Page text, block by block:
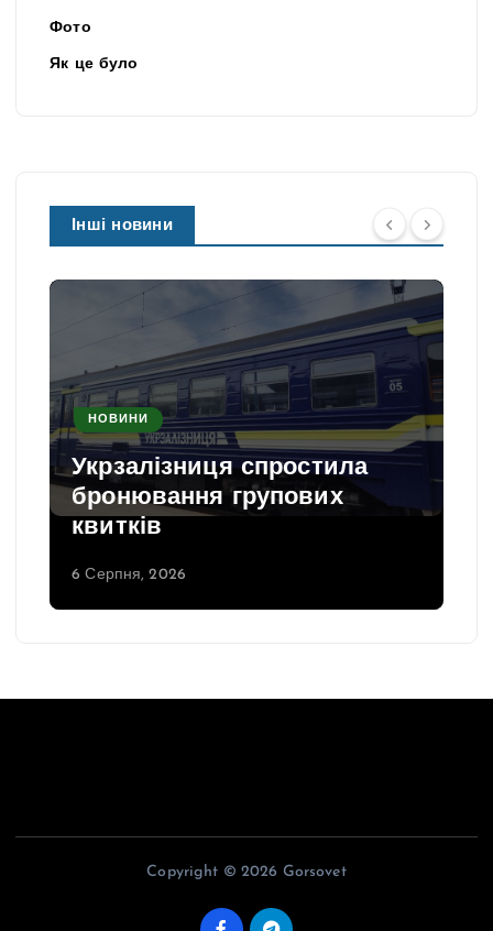
Фото
Як це було
Інші новини
НОВИНИ
Укрзалізниця спростила
бронювання групових
квитків
6 Серпня, 2026
Copyright © 2026 Gorsovet